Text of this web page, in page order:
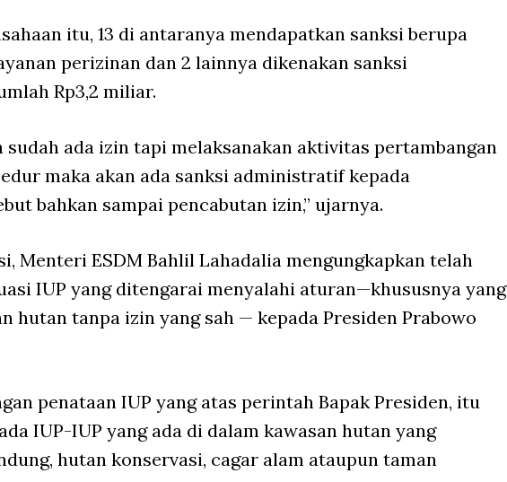
itu, 13 di antaranya mendapatkan sanksi berupa
perizinan dan 2 lainnya dikenakan sanksi
Rp3,2 miliar.
sudah ada izin tapi melaksanakan aktivitas pertambangan
maka akan ada sanksi administratif kepada
bahkan sampai pencabutan izin,” ujarnya.
Menteri ESDM Bahlil Lahadalia mengungkapkan telah
IUP yang ditengarai menyalahi aturan—khususnya yang
hutan tanpa izin yang sah — kepada Presiden Prabowo
penataan IUP yang atas perintah Bapak Presiden, itu
IUP-IUP yang ada di dalam kawasan hutan yang
hutan konservasi, cagar alam ataupun taman